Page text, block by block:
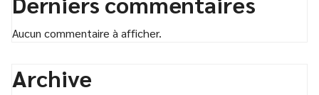
Aucun commentaire à afficher.
Archive